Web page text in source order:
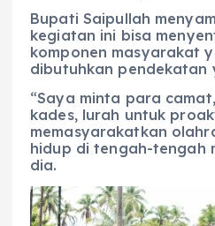
Bupati Saipullah
kegiatan ini bisa
komponen masyarakat
dibutuhkan pendekatan
“Saya minta para
kades, lurah untuk
memasyarakatkan
hidup di tengah-tengah
dia.